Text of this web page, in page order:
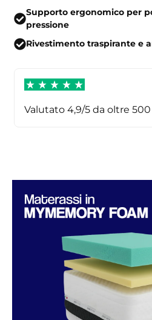
Supporto ergonomico per
pressione
Rivestimento traspirante e
Valutato 4,9/5 da oltre